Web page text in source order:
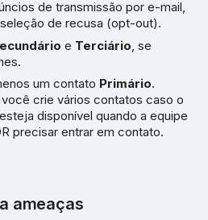
de transmissão por e-mail,
de recusa (opt-out).
e Terciário , se
um contato Primário.
crie vários contatos caso o
disponível quando a equipe
precisar entrar em contato.
ameaças